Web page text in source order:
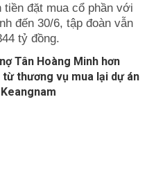
tiền đặt mua cổ phần với
đến 30/6, tập đoàn vẫn
tỷ đồng.
Tân Hoàng Minh hơn
từ thương vụ mua lại dự án